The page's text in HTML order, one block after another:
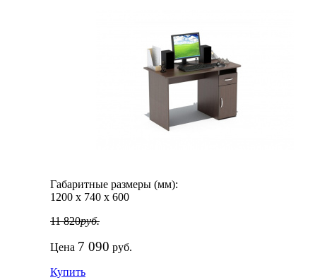
Габаритные размеры (мм):
1200 х 740 х 600
11 820руб.
Цена 7 090 руб.
Купить